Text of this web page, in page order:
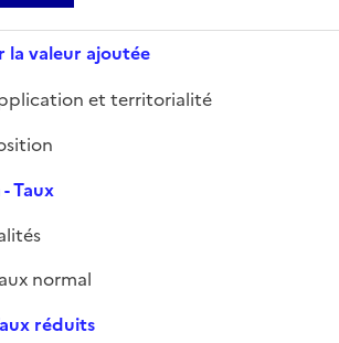
la valeur ajoutée
et territorialité
Taux
normal
réduits